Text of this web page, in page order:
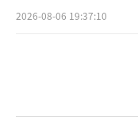
2026-08-06 19:37:10